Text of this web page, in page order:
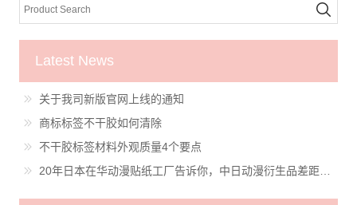
Latest News
关于我司新版官网上线的通知
商标标签不干胶如何清除
不干胶标签材料外观质量4个要点
20年日本在华动漫贴纸工厂告诉你，中日动漫衍生品差距有多大？